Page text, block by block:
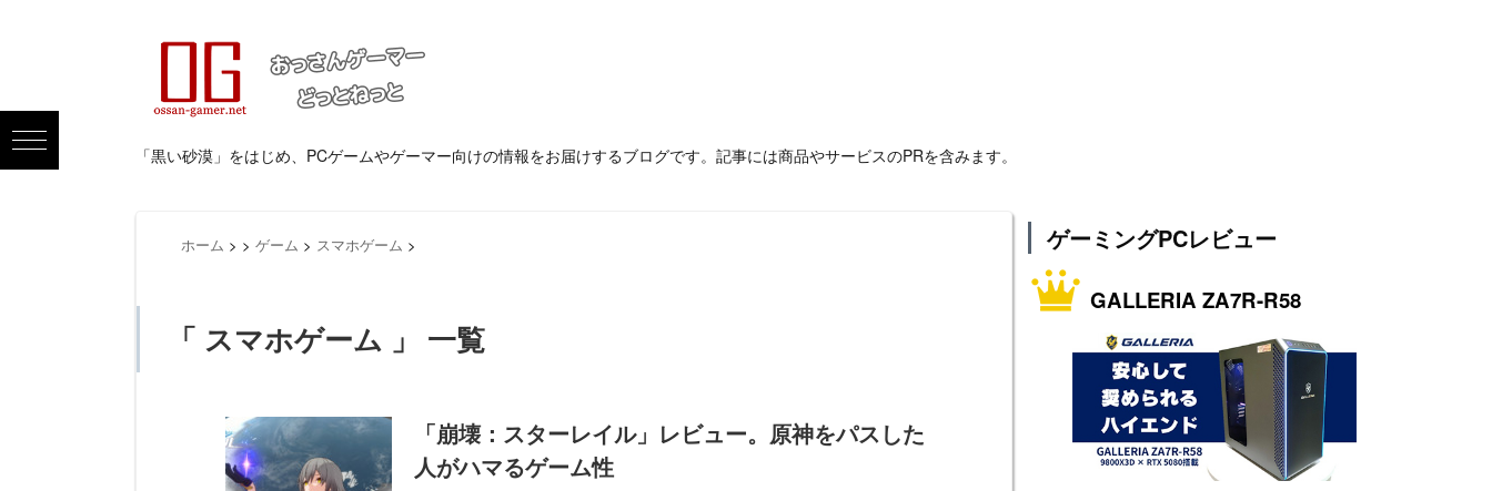
「黒い砂漠」をはじめ、PCゲームやゲーマー向けの情報をお届けするブログです。記事には商品やサービスのPRを含みます。
ホーム > > ゲーム > スマホゲーム >
「 スマホゲーム 」 一覧
「崩壊：スターレイル」レビュー。原神をパスした
人がハマるゲーム性
ゲーミングPCレビュー
GALLERIA ZA7R-R58